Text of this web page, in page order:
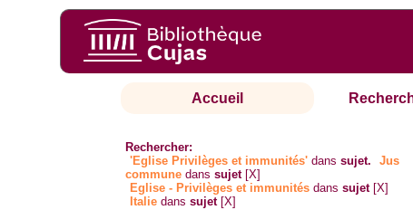
Accueil
Rechercher:
'Eglise Privilèges et immunités' danssujet.
Jus
commune danssujet [X]
Eglise - Privilèges et immunités danssujet [X]
Italie danssujet [X]